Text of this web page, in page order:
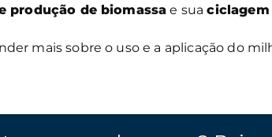
produção de biomassa e sua
mais sobre o uso e a aplicação